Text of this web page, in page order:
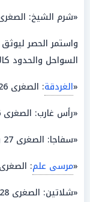
«شرم الشيخ: الصغرى 27 والعظمى
واستمر الحصر
السواحل والحدود
«الغردقة: الصغرى 26 والعظمى 38».
«رأس غارب: الصغرى 26 والعظمى 37».
«سفاجا: الصغرى 27 والعظمى 38».
«مرسى علم: الصغرى 27 والعظمى 38».
«شلاتين: الصغرى 28 والعظمى 40».